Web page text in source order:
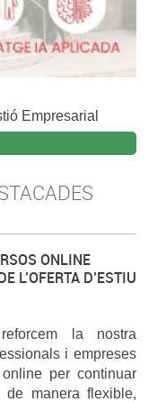
Empresarial
ONLINE
L’OFERTA D’ESTIU
la nostra
i empreses
per continuar
de manera flexible,